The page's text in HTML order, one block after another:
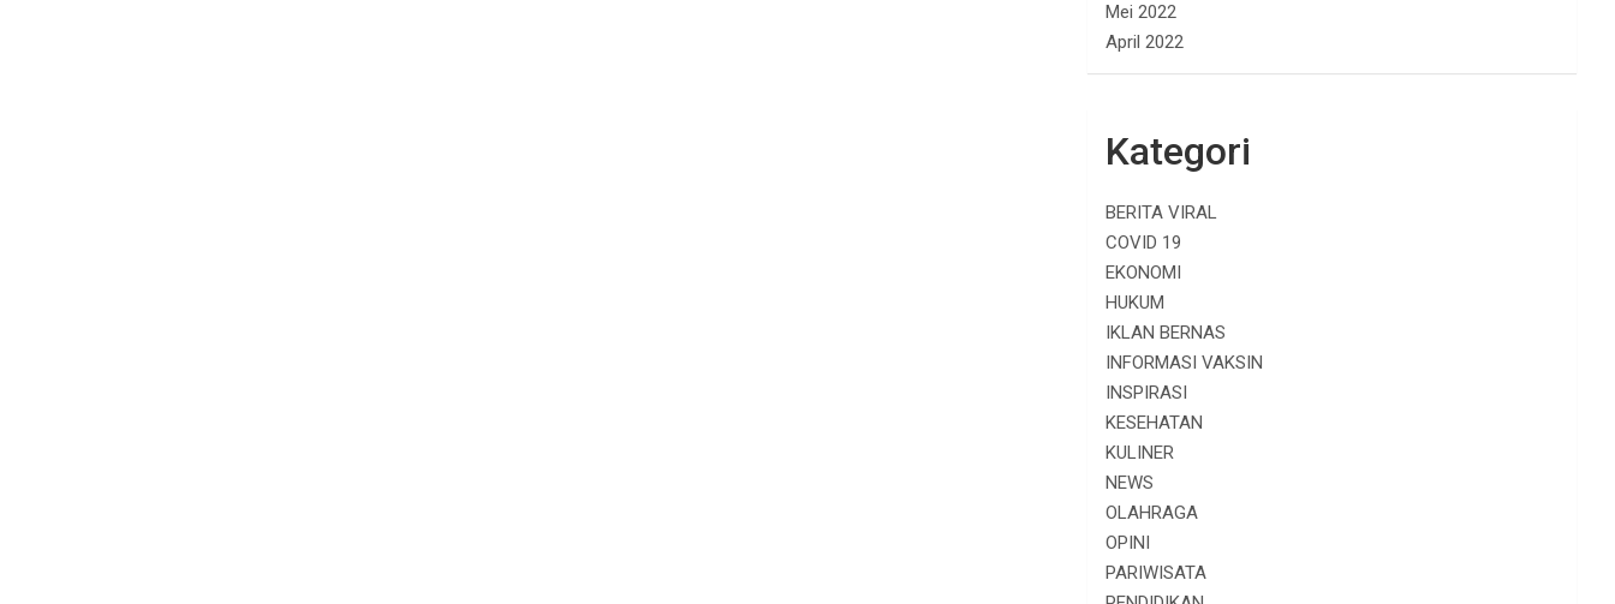
Mei 2022
April 2022
Kategori
BERITA VIRAL
COVID 19
EKONOMI
HUKUM
IKLAN BERNAS
INFORMASI VAKSIN
INSPIRASI
KESEHATAN
KULINER
NEWS
OLAHRAGA
OPINI
PARIWISATA